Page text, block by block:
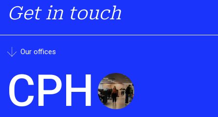
Get in touch
Our offices
CPH